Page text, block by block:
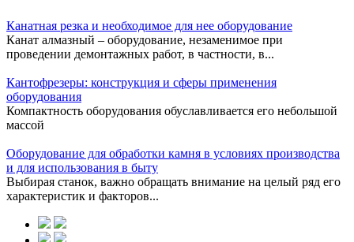
Канатная резка и необходимое для нее оборудование
Канат алмазный – оборудование, незаменимое при
проведении демонтажных работ, в частности, в...
Кантофрезеры: конструкция и сферы применения
оборудования
Компактность оборудования обуславливается его небольшой
массой
Оборудование для обработки камня в условиях производства
и для использования в быту
Выбирая станок, важно обращать внимание на целый ряд его
характеристик и факторов...